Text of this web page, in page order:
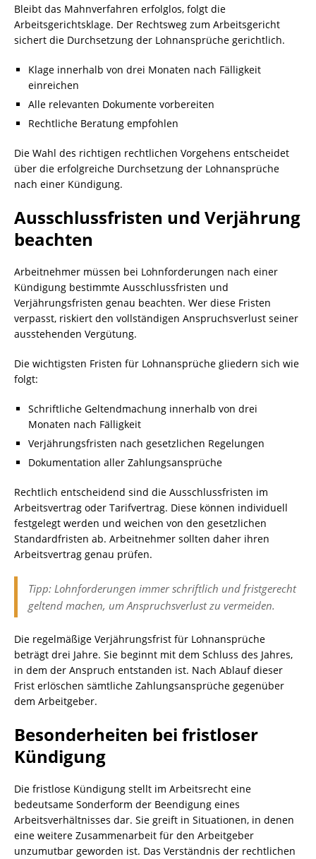
Bleibt das Mahnverfahren erfolglos, folgt die
Arbeitsgerichtsklage. Der Rechtsweg zum Arbeitsgericht
sichert die Durchsetzung der Lohnansprüche gerichtlich.
Klage innerhalb von drei Monaten nach Fälligkeit
einreichen
Alle relevanten Dokumente vorbereiten
Rechtliche Beratung empfohlen
Die Wahl des richtigen rechtlichen Vorgehens entscheidet
über die erfolgreiche Durchsetzung der Lohnansprüche
nach einer Kündigung.
Ausschlussfristen und Verjährung
beachten
Arbeitnehmer müssen bei Lohnforderungen nach einer
Kündigung bestimmte Ausschlussfristen und
Verjährungsfristen genau beachten. Wer diese Fristen
verpasst, riskiert den vollständigen Anspruchsverlust seiner
ausstehenden Vergütung.
Die wichtigsten Fristen für Lohnansprüche gliedern sich wie
folgt:
Schriftliche Geltendmachung innerhalb von drei
Monaten nach Fälligkeit
Verjährungsfristen nach gesetzlichen Regelungen
Dokumentation aller Zahlungsansprüche
Rechtlich entscheidend sind die Ausschlussfristen im
Arbeitsvertrag oder Tarifvertrag. Diese können individuell
festgelegt werden und weichen von den gesetzlichen
Standardfristen ab. Arbeitnehmer sollten daher ihren
Arbeitsvertrag genau prüfen.
Tipp: Lohnforderungen immer schriftlich und fristgerecht
geltend machen, um Anspruchsverlust zu vermeiden.
Die regelmäßige Verjährungsfrist für Lohnansprüche
beträgt drei Jahre. Sie beginnt mit dem Schluss des Jahres,
in dem der Anspruch entstanden ist. Nach Ablauf dieser
Frist erlöschen sämtliche Zahlungsansprüche gegenüber
dem Arbeitgeber.
Besonderheiten bei fristloser
Kündigung
Die fristlose Kündigung stellt im Arbeitsrecht eine
bedeutsame Sonderform der Beendigung eines
Arbeitsverhältnisses dar. Sie greift in Situationen, in denen
eine weitere Zusammenarbeit für den Arbeitgeber
unzumutbar geworden ist. Das Verständnis der rechtlichen